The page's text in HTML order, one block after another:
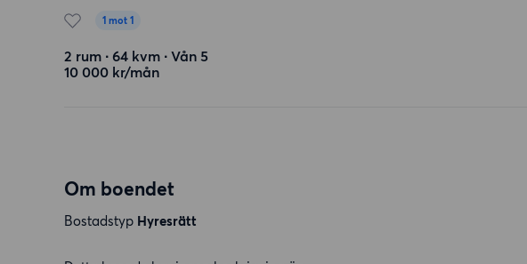
1 mot 1
2 rum ∙ 64 kvm ∙ Vån 5
10 000 kr/mån
Om boendet
Bostadstyp Hyresrätt